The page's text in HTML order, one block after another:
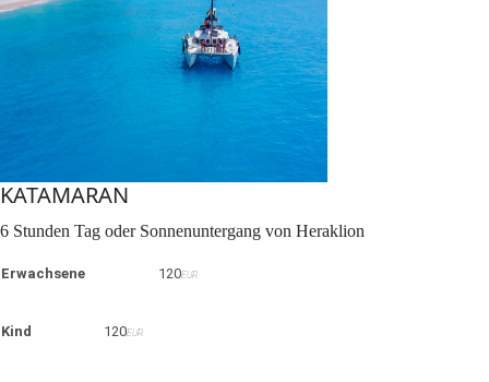
KATAMARAN
6 Stunden Tag oder Sonnenuntergang von Heraklion
Erwachsene 120EUR
Kind 120EUR